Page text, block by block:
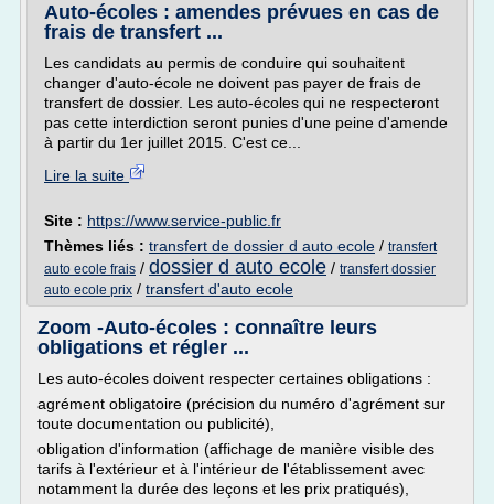
Auto-écoles : amendes prévues en cas de
frais de transfert ...
Les candidats au permis de conduire qui souhaitent
changer d'auto-école ne doivent pas payer de frais de
transfert de dossier. Les auto-écoles qui ne respecteront
pas cette interdiction seront punies d'une peine d'amende
à partir du 1er juillet 2015. C'est ce...
Lire la suite
Site : https://www.service-public.fr
Thèmes liés : transfert de dossier d auto ecole / transfert
auto ecole frais / dossier d auto ecole / transfert dossier
auto ecole prix / transfert d'auto ecole
Zoom -Auto-écoles : connaître leurs
obligations et régler ...
Les auto-écoles doivent respecter certaines obligations :
agrément obligatoire (précision du numéro d'agrément sur
toute documentation ou publicité),
obligation d'information (affichage de manière visible des
tarifs à l'extérieur et à l'intérieur de l'établissement avec
notamment la durée des leçons et les prix pratiqués),